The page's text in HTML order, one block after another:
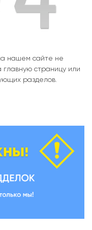
нашем сайте не
главную страницу или
разделов.